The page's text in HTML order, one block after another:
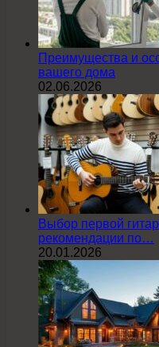
Преимущества и
вашего дома
02.06.2026
Выбор первой
рекомендации по…
20.01.2026